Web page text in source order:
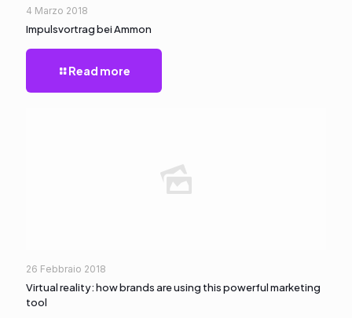
4 Marzo 2018
Impulsvortrag bei Ammon
Read more
26 Febbraio 2018
Virtual reality: how brands are using this powerful marketing
tool